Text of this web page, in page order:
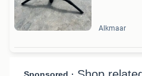
Alkmaar